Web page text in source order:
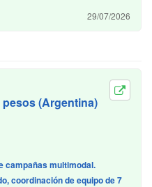
29/07/2026
pesos (Argentina)
campañas multimodal.
coordinación de equipo de 7